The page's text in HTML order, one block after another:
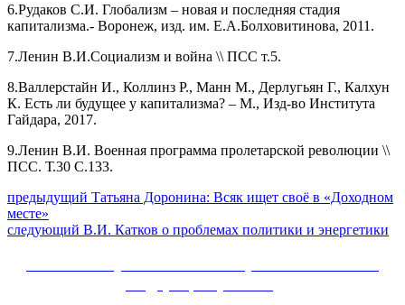
6.Рудаков С.И. Глобализм – новая и последняя стадия
капитализма.- Воронеж, изд. им. Е.А.Болховитинова, 2011.
7.Ленин В.И.Социализм и война \\ ПСС т.5.
8.Валлерстайн И., Коллинз Р., Манн М., Дерлугьян Г., Калхун
К. Есть ли будущее у капитализма? – М., Изд-во Института
Гайдара, 2017.
9.Ленин В.И. Военная программа пролетарской революции \\
ПСС. Т.30 С.133.
Навигация
по
предыдущий Предыдущий
Татьяна Доронина: Всяк ищет своё в «Доходном
месте»
следующий Следующее
В.И. Катков о проблемах политики и энергетики